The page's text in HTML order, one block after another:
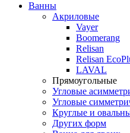
Ванны
Акриловые
Vayer
Boomerang
Relisan
Relisan
LAVAL
Прямоугольные
Угловые
Угловые
Круглые и
Других форм